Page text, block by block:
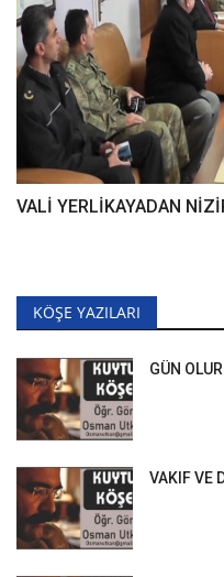
VALİ YERLİKAYADAN
KÖŞE YAZILARI
GÜN
VAKIF VE